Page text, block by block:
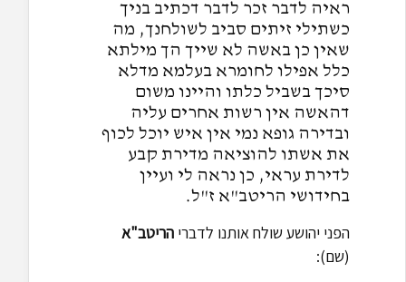
ראיה לדבר זכר לדבר דכתיב בניך
כשתילי זיתים סביב לשולחנך, מה
שאין כן באשה לא שייך הך מילתא
כלל אפילו לחומרא בעלמא מדלא
סיכך בשביל כלתו והיינו משום
דהאשה אין רשות אחרים עליה
ובדירה גופא נמי אין איש יוכל לכוף
את אשתו להוציאה מדירת קבע
לדירת עראי, כן נראה לי ועיין
בחידושי הריטב"א ז"ל.
הפני יהושע שולח אותנו לדבריהריטב"א
(שם):